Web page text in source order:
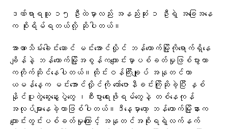
ဒဏ်ရာရသူ ၁၅ ဦးထဲမှာလည်း အနည်းဆုံး ၁ ဦးရဲ့ အခြေအနေ
က စိုးရိမ်ရတယ်လို့ ဆိုပါတယ်။
အာဏာသိမ်း​ခေါင်း​ဆောင် မင်း​အောင်လှိုင် ဘန်​ကောက်မြို့ကို​ရောက်ရှိ​နေ
ချိန်နဲ့ ဘန်​ကောက်မြို့အစွန်က​ကျောင်းမှာပစ်ခတ်မှုဖြစ်ပွားတာ
ကတိုက်ဆိုင်​နေပါတယ်။ထိုင်းဝန်ကြီးချုပ် အနုတင်ဟာ
ယမန်​နေ့က မင်း​အောင်လှိုင်ကို ​ကော်​​​ဇောနီခင်းကြိုဆိုခဲ့ပြီး နှစ်
နိုင်ပူးတွဲ​ဆွေး​နွေးပွဲ​တွေ ၊စီးပွား​ရေးဖိုရမ်​တွေနဲ့ တစ်​နေကုန်
အလုပ်များ​နေခဲ့တာဖြစ်ပါတယ်။ဒီ​နေ့မှာ​တော့ ​ဘန်​ကောက်မြို့နားက​
ကျောင်းတွင်းပစ်ခတ်မှု​ကြောင့် အနုတင်အစိုးရရဲ့လက်နက်